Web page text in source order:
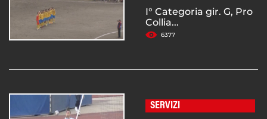
I° Categoria gir. G, Pro
Collia...
6377
SERVIZI